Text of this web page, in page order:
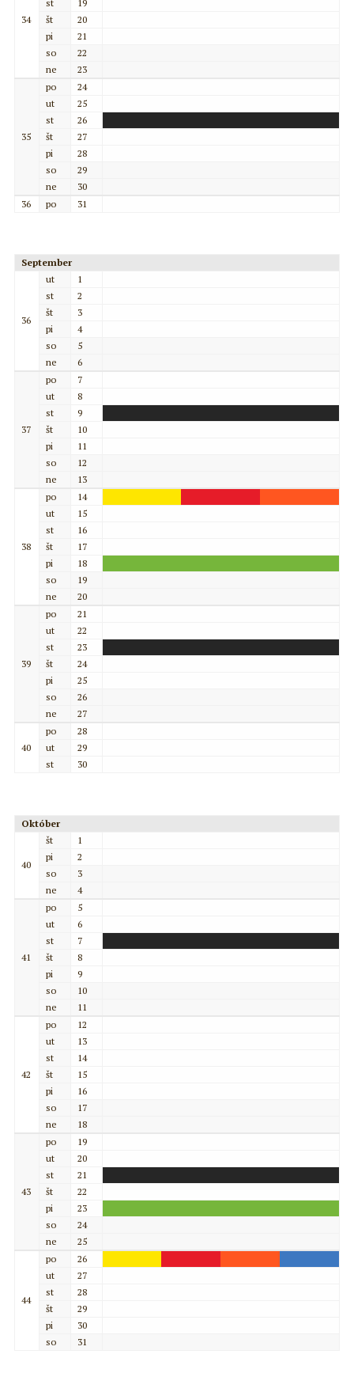
34
st
19
št
20
pi
21
so
22
ne
23
35
po
24
ut
25
st
26
št
27
pi
28
so
29
ne
30
36
po 31
September
36
ut
1
st
2
št
3
pi
4
so
5
ne
6
37
po
7
ut
8
st
9
št
10
pi
11
so
12
ne
13
38
po
14
ut
15
st
16
št
17
pi
18
so
19
ne
20
39
po
21
ut
22
st
23
št
24
pi
25
so
26
ne
27
40
po
28
ut
29
st
30
Október
40
št
1
pi
2
so
3
ne
4
41
po
5
ut
6
st
7
št
8
pi
9
so
10
ne
11
42
po
12
ut
13
st
14
št
15
pi
16
so
17
ne
18
43
po
19
ut
20
st
21
št
22
pi
23
so
24
ne
25
44
po
26
ut
27
st
28
št
29
pi
30
so
31